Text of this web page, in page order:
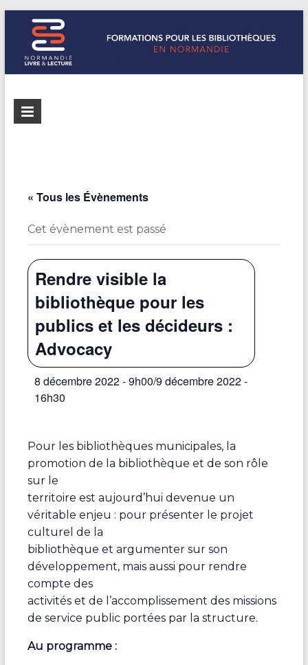
Formations
Normandie
Normandie
Livre &
bibliothèques
« Tous les Évènements
Cet évènement est passé
Rendre visible la
bibliothèque pour les
publics et les décideurs :
Advocacy
8 décembre 2022 - 9h00/9 décembre 2022 -
16h30
Pour les bibliothèques municipales, la
promotion de la bibliothèque et de son rôle
sur le
territoire est aujourd’hui devenue un
véritable enjeu : pour présenter le projet
culturel de la
bibliothèque et argumenter sur son
développement, mais aussi pour rendre
compte des
activités et de l’accomplissement des missions
de service public portées par la structure.
Au programme :